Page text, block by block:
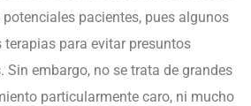
pacientes, pues algunos
terapias para evitar presuntos
Sin embargo, no se trata de grandes
particularmente caro, ni mucho